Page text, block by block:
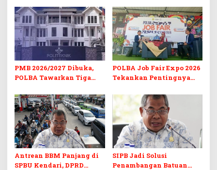
PMB 2026/2027 Dibuka,
POLBA Tawarkan Tiga
Kuliah Gratis
POLBA Job Fair Expo 2026
Tekankan Pentingnya
Digital
Antrean BBM Panjang di
SPBU Kendari, DPRD
SIPB Jadi Solusi
Penambangan Batuan